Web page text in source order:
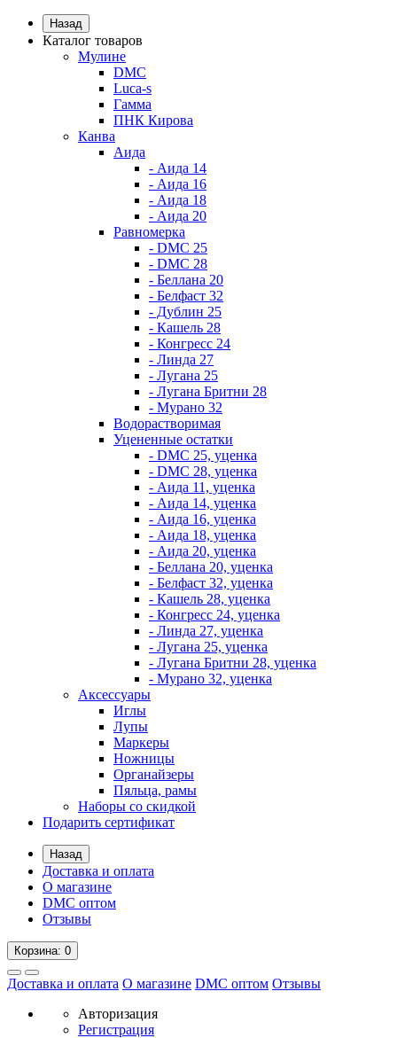
Назад
Каталог товаров
Мулине
DMC
Luca-s
Гамма
ПНК Кирова
Канва
Аида
- Аида 14
- Аида 16
- Аида 18
- Аида 20
Равномерка
- DMC 25
- DMC 28
- Беллана 20
- Белфаст 32
- Дублин 25
- Кашель 28
- Конгресс 24
- Линда 27
- Лугана 25
- Лугана Бритни 28
- Мурано 32
Водорастворимая
Уцененные остатки
- DMC 25, уценка
- DMC 28, уценка
- Аида 11, уценка
- Аида 14, уценка
- Аида 16, уценка
- Аида 18, уценка
- Аида 20, уценка
- Беллана 20, уценка
- Белфаст 32, уценка
- Кашель 28, уценка
- Конгресс 24, уценка
- Линда 27, уценка
- Лугана 25, уценка
- Лугана Бритни 28, уценка
- Мурано 32, уценка
Аксессуары
Иглы
Лупы
Маркеры
Ножницы
Органайзеры
Пяльца, рамы
Наборы со скидкой
Подарить сертификат
Назад
Доставка и оплата
О магазине
DMC оптом
Отзывы
Корзина: 0
Доставка и оплата О магазине DMC оптом Отзывы
Авторизация
Регистрация